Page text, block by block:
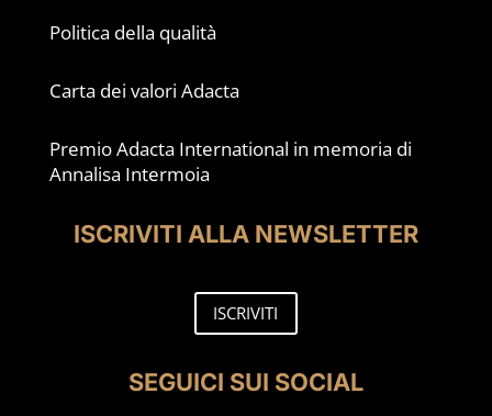
Politica della qualità
Carta dei valori Adacta
Premio Adacta International in memoria di
Annalisa Intermoia
ISCRIVITI ALLA NEWSLETTER
ISCRIVITI
SEGUICI SUI SOCIAL